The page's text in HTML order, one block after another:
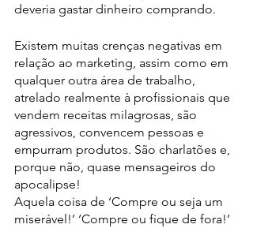
deveria gastar dinheiro comprando.
Existem muitas crenças negativas em
relação ao marketing, assim como em
qualquer outra área de trabalho,
atrelado realmente à profissionais que
vendem receitas milagrosas, são
agressivos, convencem pessoas e
empurram produtos. São charlatões e,
porque não, quase mensageiros do
apocalipse!
Aquela coisa de ‘Compre ou seja um
miserável!’ ‘Compre ou fique de fora!’